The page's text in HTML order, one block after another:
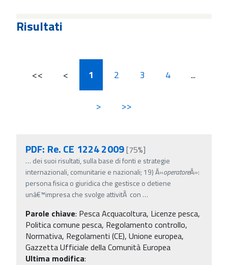
Risultati
<< < 1 2 3 4 ...
> >>
PDF: Re. CE 1224 2009[75%]
… dei suoi risultati, sulla base di fonti e strategie
internazionali, comunitarie e nazionali; 19) Â«operatoreÂ»:
persona fisica o giuridica che gestisce o detiene
unâ€™impresa che svolge attivitÃ con …
Parole chiave: Pesca Acquacoltura, Licenze pesca,
Politica comune pesca, Regolamento controllo,
Normativa, Regolamenti (CE), Unione europea,
Gazzetta Ufficiale della Comunità Europea
Ultima modifica: